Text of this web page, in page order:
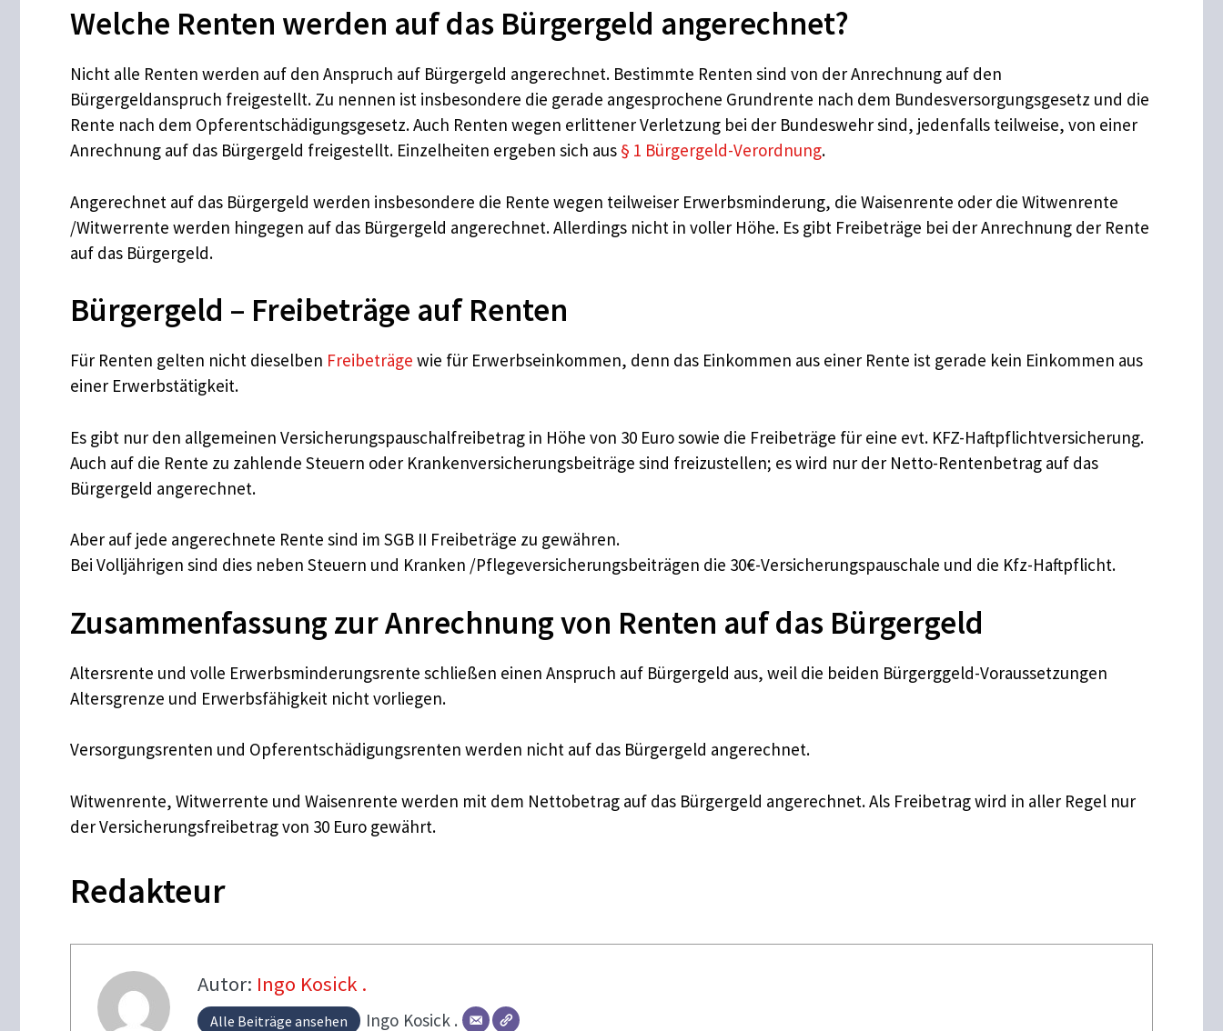
Welche Renten werden auf das Bürgergeld angerechnet?
Nicht alle Renten werden auf den Anspruch auf Bürgergeld angerechnet. Bestimmte Renten sind von der Anrechnung auf den
Bürgergeldanspruch freigestellt. Zu nennen ist insbesondere die gerade angesprochene Grundrente nach dem Bundesversorgungsgesetz und die
Rente nach dem Opferentschädigungsgesetz. Auch Renten wegen erlittener Verletzung bei der Bundeswehr sind, jedenfalls teilweise, von einer
Anrechnung auf das Bürgergeld freigestellt. Einzelheiten ergeben sich aus § 1 Bürgergeld-Verordnung.
Angerechnet auf das Bürgergeld werden insbesondere die Rente wegen teilweiser Erwerbsminderung, die Waisenrente oder die Witwenrente
/Witwerrente werden hingegen auf das Bürgergeld angerechnet. Allerdings nicht in voller Höhe. Es gibt Freibeträge bei der Anrechnung der Rente
auf das Bürgergeld.
Bürgergeld – Freibeträge auf Renten
Für Renten gelten nicht dieselben Freibeträge wie für Erwerbseinkommen, denn das Einkommen aus einer Rente ist gerade kein Einkommen aus
einer Erwerbstätigkeit.
Es gibt nur den allgemeinen Versicherungspauschalfreibetrag in Höhe von 30 Euro sowie die Freibeträge für eine evt. KFZ-Haftpflichtversicherung.
Auch auf die Rente zu zahlende Steuern oder Krankenversicherungsbeiträge sind freizustellen; es wird nur der Netto-Rentenbetrag auf das
Bürgergeld angerechnet.
Aber auf jede angerechnete Rente sind im SGB II Freibeträge zu gewähren.
Bei Volljährigen sind dies neben Steuern und Kranken /Pflegeversicherungsbeiträgen die 30€-Versicherungspauschale und die Kfz-Haftpflicht.
Zusammenfassung zur Anrechnung von Renten auf das Bürgergeld
Altersrente und volle Erwerbsminderungsrente schließen einen Anspruch auf Bürgergeld aus, weil die beiden Bürgerggeld-Voraussetzungen
Altersgrenze und Erwerbsfähigkeit nicht vorliegen.
Versorgungsrenten und Opferentschädigungsrenten werden nicht auf das Bürgergeld angerechnet.
Witwenrente, Witwerrente und Waisenrente werden mit dem Nettobetrag auf das Bürgergeld angerechnet. Als Freibetrag wird in aller Regel nur
der Versicherungsfreibetrag von 30 Euro gewährt.
Redakteur
Autor: Ingo Kosick .
Alle Beiträge ansehen Ingo Kosick .